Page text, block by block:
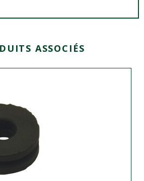
ASSOCIÉS